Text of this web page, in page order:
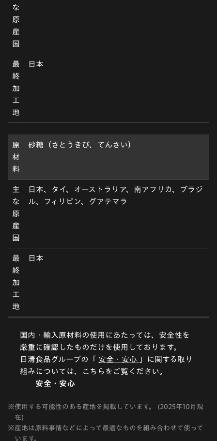
な
原
産
国
最
終
加
工
地
日本
原
材
料
砂糖（さとうきび、てんさい）
主
な
原
産
国
日本、タイ、オーストラリア、南アフリカ、ブラジ
ル、フィリピン、グアテマラ
最
終
加
工
地
日本
国内・輸入原材料の使用にあたっては、安全性を
厳重に確認したものだけを使用しております。
日清食品グループの「 安全・安心 」に関する取り
組みについては、こちらをご覧ください。
安全・安心
※使用する可能性のある産地を掲載しています。 (2025年10月現
在)
※産地は原料事情などによって最適なものを組み合わせて使って
います。